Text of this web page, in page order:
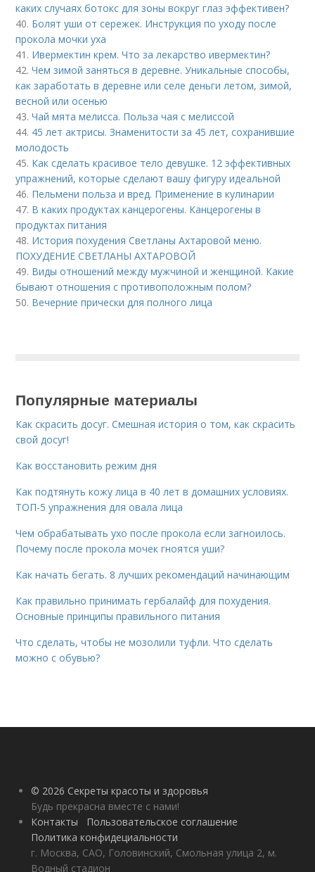
каких случаях ботокс для зоны вокруг глаз эффективен?
40. Болят уши от сережек. Инструкция по уходу после
прокола мочки уха
41. Ивермектин крем. Что за лекарство ивермектин?
42.Чем зимой заняться в деревне. Уникальные способы,
как заработать в деревне или селе деньги летом, зимой,
весной или осенью
43.Чай мята мелисса. Польза чая с мелиссой
44. 45 лет актрисы. Знаменитости за 45 лет, сохранившие
молодость
45. Как сделать красивое тело девушке. 12 эффективных
упражнений, которые сделают вашу фигуру идеальной
46. Пельмени польза и вред. Применение в кулинарии
47. В каких продуктах канцерогены. Канцерогены в
продуктах питания
48. История похудения Светланы Ахтаровой меню.
ПОХУДЕНИЕ СВЕТЛАНЫ АХТАРОВОЙ
49. Виды отношений между мужчиной и женщиной. Какие
бывают отношения с противоположным полом?
50. Вечерние прически для полного лица
Популярные материалы
Как скрасить досуг. Смешная история о том, как скрасить
свой досуг!
Как восстановить режим дня
Как подтянуть кожу лица в 40 лет в домашних условиях.
ТОП-5 упражнения для овала лица
Чем обрабатывать ухо после прокола если загноилось.
Почему после прокола мочек гноятся уши?
Как начать бегать. 8 лучших рекомендаций начинающим
Как правильно принимать гербалайф для похудения.
Основные принципы правильного питания
Что сделать, чтобы не мозолили туфли. Что сделать
можно с обувью?
© 2026 Секреты красоты и здоровья
Будь прекрасна вместе с нами!
Контакты
Пользовательское соглашение
Политика конфидециальности
г. Москва, САО, Головинский, Смольная улица 2, м.
Водный стадион